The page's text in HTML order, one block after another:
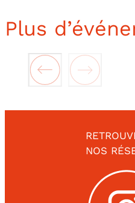
Plus
NOS